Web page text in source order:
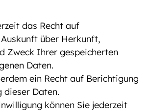
das Recht auf
über Herkunft,
Zweck Ihrer gespeicherten
Daten.
ein Recht auf Berichtigung
dieser Daten.
können Sie jederzeit